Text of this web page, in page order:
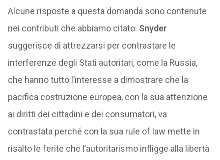
Alcune risposte a questa domanda sono contenute
nei contributi che abbiamo citato: Snyder
suggerisce di attrezzarsi per contrastare le
interferenze degli Stati autoritari, come la Russia,
che hanno tutto l’interesse a dimostrare che la
pacifica costruzione europea, con la sua attenzione
ai diritti dei cittadini e dei consumatori, va
contrastata perché con la sua rule of law mette in
risalto le ferite che l’autoritarismo infligge alla libertà